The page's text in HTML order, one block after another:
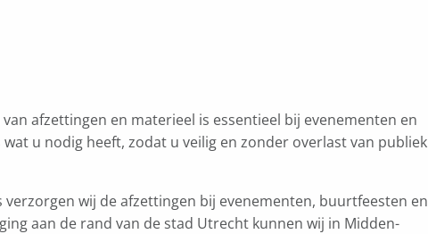
afzettingen en materieel is essentieel bij evenementen en
u nodig heeft, zodat u veilig en zonder overlast van publiek
wij de afzettingen bij evenementen, buurtfeesten en
aan de rand van de stad Utrecht kunnen wij in Midden-